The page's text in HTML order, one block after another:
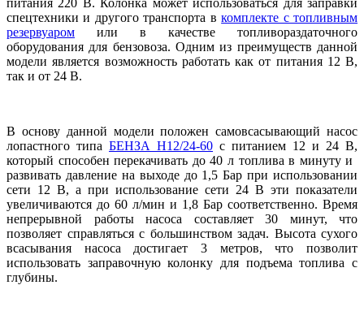
спецтехники и другого транспорта вкомплекте с топливным
резервуаром или в качестве топливораздаточного
оборудования для бензовоза. Одним из преимуществ данной
модели является возможность работать как от питания 12 В,
так и от 24 В.
В основу данной модели положен самовсасывающий насос
лопастного типа БЕНЗА Н12/24-60 с питанием 12 и 24 В,
который способен перекачивать до 40 л топлива в минуту и ​​
развивать давление на выходе до 1,5 Бар при использовании
сети 12 В, а при использование сети 24 В эти показатели
увеличиваются до 60 л/мин и 1,8 Бар соответственно. Время
непрерывной работы насоса составляет 30 минут, что
позволяет справляться с большинством задач. Высота сухого
всасывания насоса достигает 3 метров, что позволит
использовать заправочную колонку для подъема топлива с
глубины.